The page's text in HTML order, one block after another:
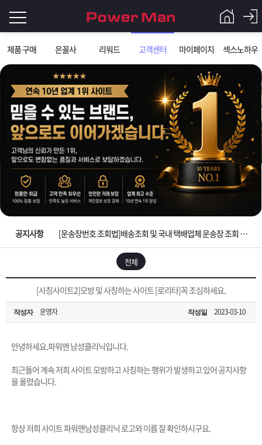
제품 구매 은꼴사 리워드 고객센터 마이페이지 섹스노하우
그
인
이
필
요
니
로
Q&A
파
워
맨
제
품
은
노
우
객
터
마
페
이
문
조
공지사항
입금확인이 안되는 상황을 대비해 꼭 입금후 고객센터 연락바랍니다.
[2026구정 연휴]설 연휴 배송 및 휴무 안내
[운송장번호 조회법]배송조회 및 국내 택배업체 운송장 조회 하는법
[ios앱 오픈]아이폰 고객 앱설치 가능합니다.
[무인택배함 이용 안내] 집 밖에 주소로 택배 받기
입금확인이 안되는 상황을 대비해 꼭 입금후 고객센터 연락바랍니다.
[2026구정 연휴]설 연휴 배송 및 휴무 안내
전체
[사칭사이트2]모방 및 사칭하는 사이트 [로리타]꼭 조심하세요.
작성자 운영자 작성일 2023-03-10
안녕하세요.파워맨 남성클리닉입니다.
최근들어 계속 저희 사이트 모방하고 사칭하는 행위가 발생하고 있어 공지사항
을 올렸습니다.
항상 저희 사이트 파워맨남성클리닉 로고와 이름 잘 확인하시구요.